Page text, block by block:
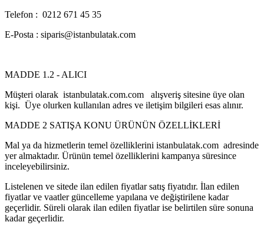
Telefon : 0212 671 45 35
E-Posta : siparis@istanbulatak.com
MADDE 1.2 - ALICI
Müşteri olarak istanbulatak.com.com alışveriş sitesine üye olan
kişi. Üye olurken kullanılan adres ve iletişim bilgileri esas alınır.
MADDE 2 SATIŞA KONU ÜRÜNÜN ÖZELLİKLERİ
Mal ya da hizmetlerin temel özelliklerini istanbulatak.com adresinde
yer almaktadır. Ürünün temel özelliklerini kampanya süresince
inceleyebilirsiniz.
Listelenen ve sitede ilan edilen fiyatlar satış fiyatıdır. İlan edilen
fiyatlar ve vaatler güncelleme yapılana ve değiştirilene kadar
geçerlidir. Süreli olarak ilan edilen fiyatlar ise belirtilen süre sonuna
kadar geçerlidir.